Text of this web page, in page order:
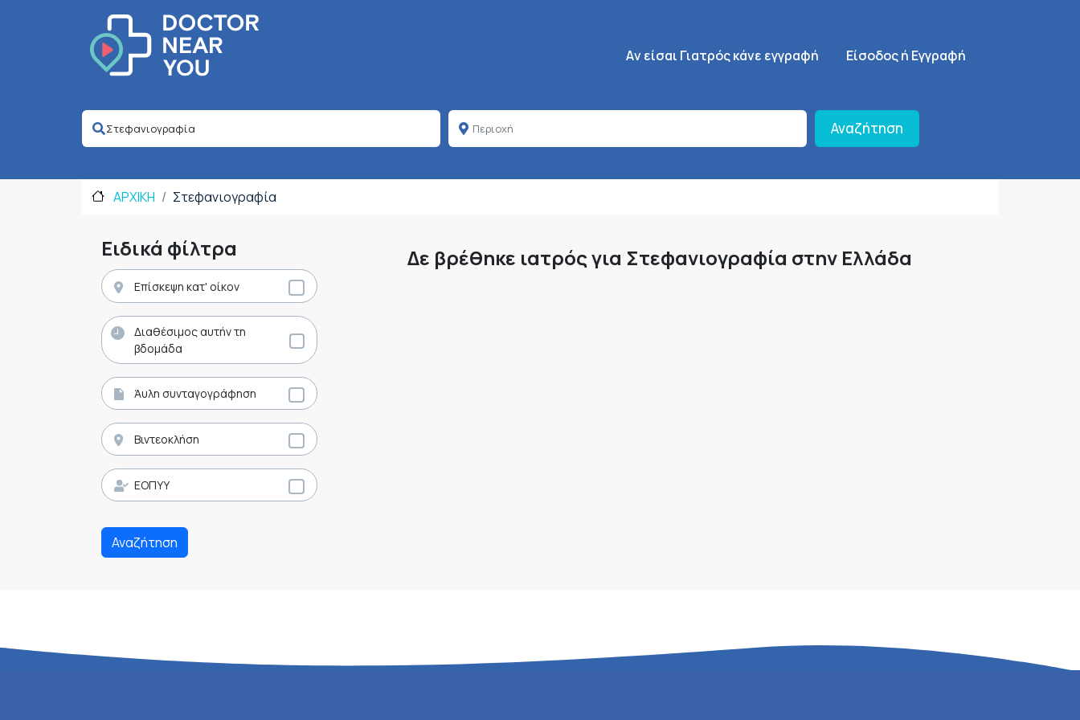
Κεντρική πλοήγηση
Aν είσαι Γιατρός κάνε εγγραφή SignUp Menu
Είσοδος ή Εγγραφή
Αναζήτηση
ΑΡΧΙΚΗ Στεφανιογραφία
Ειδικά φίλτρα
Επίσκεψη κατ' οίκον
Διαθέσιμος αυτήν τη
βδομάδα
Άυλη συνταγογράφηση
Βιντεοκλήση
ΕΟΠΥΥ
Αναζήτηση
Δε βρέθηκε ιατρός για Στεφανιογραφία στην Ελλάδα